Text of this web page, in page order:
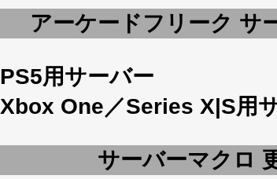
アーケードフリーク サ
PS5用サーバー
Xbox One／Series X|S用
サーバーマクロ